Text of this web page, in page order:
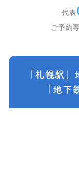
代表
ご予約
「札幌駅
「地下